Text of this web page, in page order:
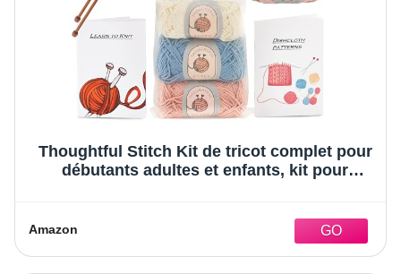
Thoughtful Stitch Kit de tricot complet pour
débutants adultes et enfants, kit pour
Amazon